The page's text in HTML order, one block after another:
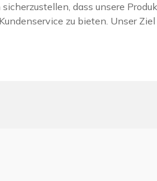
dass unsere
zu bieten. Unser